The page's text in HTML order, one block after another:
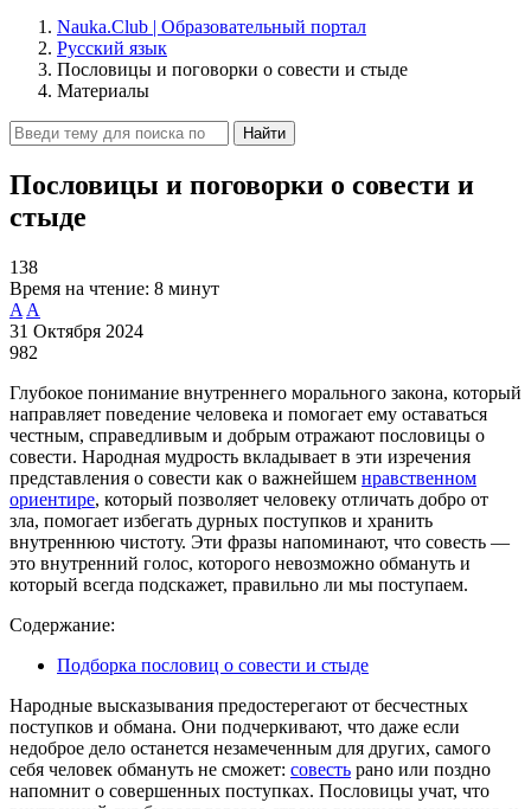
Nauka.Club | Образовательный портал
Русский язык
Пословицы и поговорки о совести и стыде
Материалы
Найти
Пословицы и поговорки о совести и
стыде
138
Время на чтение: 8 минут
A A
31 Октября 2024
982
Глубокое понимание внутреннего морального закона, который
направляет поведение человека и помогает ему оставаться
честным, справедливым и добрым отражают пословицы о
совести. Народная мудрость вкладывает в эти изречения
представления о совести как о важнейшем нравственном
ориентире, который позволяет человеку отличать добро от
зла, помогает избегать дурных поступков и хранить
внутреннюю чистоту. Эти фразы напоминают, что совесть —
это внутренний голос, которого невозможно обмануть и
который всегда подскажет, правильно ли мы поступаем.
Содержание:
Подборка пословиц о совести и стыде
Народные высказывания предостерегают от бесчестных
поступков и обмана. Они подчеркивают, что даже если
недоброе дело останется незамеченным для других, самого
себя человек обмануть не сможет: совесть рано или поздно
напомнит о совершенных поступках. Пословицы учат, что